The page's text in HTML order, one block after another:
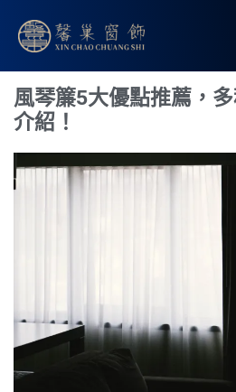
風琴簾5大優點推薦，
介紹！